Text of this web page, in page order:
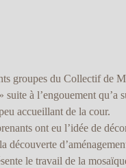
groupes du Collectif de
à l’engouement qu’a
accueillant de la cour.
ont eu l’idée de
découverte
le travail de la